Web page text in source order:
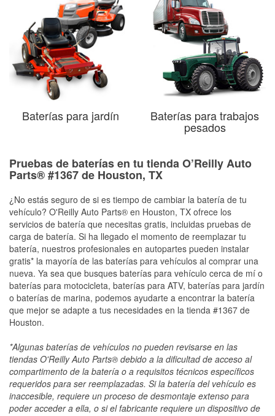
Baterías para jardín Baterías para trabajos
pesados
Pruebas de baterías en tu tienda O’Reilly Auto
Parts® #1367 de Houston, TX
¿No estás seguro de si es tiempo de cambiar la batería de tu
vehículo? O'Reilly Auto Parts® en Houston, TX ofrece los
servicios de batería que necesitas gratis, incluidas pruebas de
carga de batería. Si ha llegado el momento de reemplazar tu
batería, nuestros profesionales en autopartes pueden instalar
gratis* la mayoría de las baterías para vehículos al comprar una
nueva. Ya sea que busques baterías para vehículo cerca de mí o
baterías para motocicleta, baterías para ATV, baterías para jardín
o baterías de marina, podemos ayudarte a encontrar la batería
que mejor se adapte a tus necesidades en la tienda #1367 de
Houston.
*Algunas baterías de vehículos no pueden revisarse en las
tiendas O'Reilly Auto Parts® debido a la dificultad de acceso al
compartimento de la batería o a requisitos técnicos específicos
requeridos para ser reemplazadas. Si la batería del vehículo es
inaccesible, requiere un proceso de desmontaje extenso para
poder acceder a ella, o si el fabricante requiere un dispositivo de